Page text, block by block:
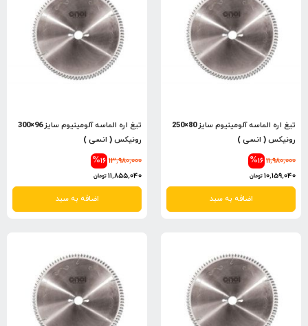
تیغ اره الماسه آلومینیوم سایز 80×250
رونیکس ( انسی )
%16 11,980,000
10,159,040تومان
اضافه به سبد
تیغ اره الماسه آلومینیوم سایز 96×300
رونیکس ( انسی )
%16 13,980,000
11,855,040تومان
اضافه به سبد